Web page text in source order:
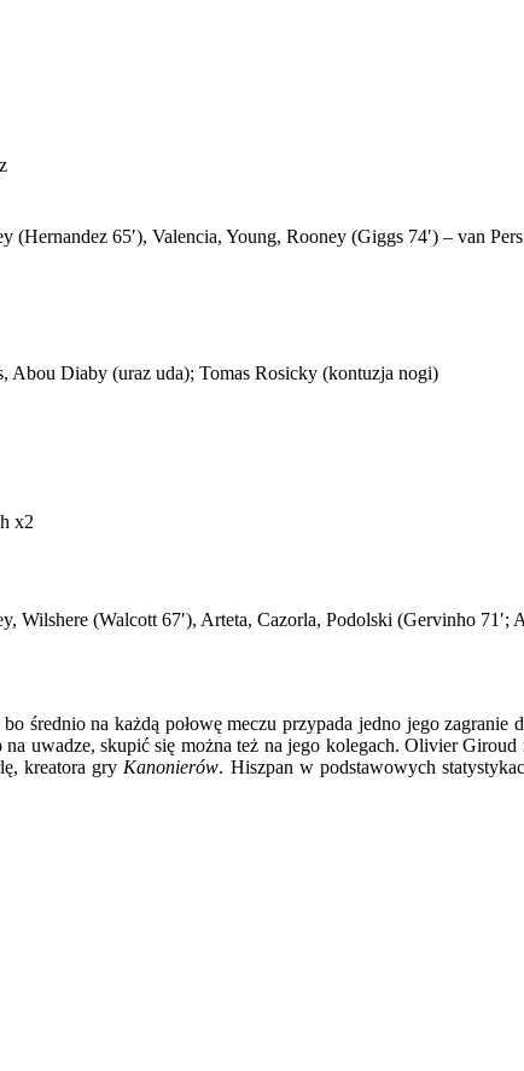
65′), Valencia, Young, Rooney (Giggs 74′) – van
Abou Diaby (uraz uda); Tomas Rosicky (kontuzja nogi)
x2
Wilshere (Walcott 67′), Arteta, Cazorla, Podolski (Gervinho 71′;
na każdą połowę meczu przypada jedno jego zagranie
uwadze, skupić się można też na jego kolegach. Olivier
kreatora gry Kanonierów. Hiszpan w podstawowych